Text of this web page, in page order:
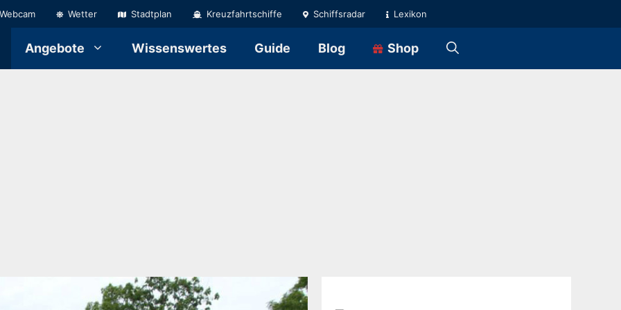
Webcam Wetter Stadtplan Kreuzfahrtschiffe Schiffsradar Lexikon
Angebote Wissenswertes Guide Blog Shop